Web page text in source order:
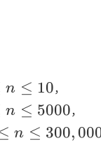
n ≤ 10，
n ≤ 5000，
n ≤ 300, 00